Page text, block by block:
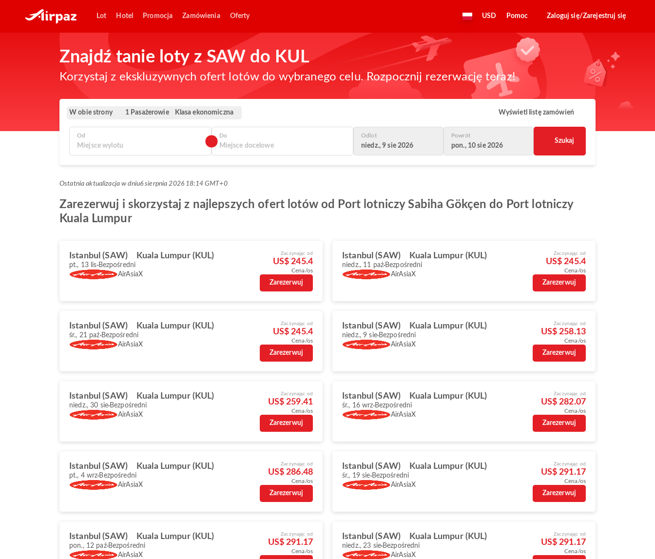
Lot Hotel Promocja Zamówienia Oferty USD Pomoc Zaloguj się/Zarejestruj się
Znajdź tanie loty z SAW do KUL
Korzystaj z ekskluzywnych ofert lotów do wybranego celu. Rozpocznij rezerwację teraz!
W obie strony 1 Pasażerowie Klasa ekonomiczna Wyświetl listę zamówień
Od Do Odlot
niedz., 9 sie 2026
Powrót
pon., 10 sie 2026
Szukaj
Ostatnia aktualizacja w dniu6 sierpnia 2026 18:14 GMT+0
Zarezerwuj i skorzystaj z najlepszych ofert lotów od Port lotniczy Sabiha Gökçen do Port lotniczy
Kuala Lumpur
Istanbul (SAW) Kuala Lumpur (KUL)
pt., 13 lis Bezpośredni
AirAsiaX
Zaczynając od
US$ 245.4
Cena/os
Zarezerwuj
Istanbul (SAW) Kuala Lumpur (KUL)
niedz., 11 paź Bezpośredni
AirAsiaX
Zaczynając od
US$ 245.4
Cena/os
Zarezerwuj
Istanbul (SAW) Kuala Lumpur (KUL)
śr., 21 paź Bezpośredni
AirAsiaX
Zaczynając od
US$ 245.4
Cena/os
Zarezerwuj
Istanbul (SAW) Kuala Lumpur (KUL)
niedz., 9 sie Bezpośredni
AirAsiaX
Zaczynając od
US$ 258.13
Cena/os
Zarezerwuj
Istanbul (SAW) Kuala Lumpur (KUL)
niedz., 30 sie Bezpośredni
AirAsiaX
Zaczynając od
US$ 259.41
Cena/os
Zarezerwuj
Istanbul (SAW) Kuala Lumpur (KUL)
śr., 16 wrz Bezpośredni
AirAsiaX
Zaczynając od
US$ 282.07
Cena/os
Zarezerwuj
Istanbul (SAW) Kuala Lumpur (KUL)
pt., 4 wrz Bezpośredni
AirAsiaX
Zaczynając od
US$ 286.48
Cena/os
Zarezerwuj
Istanbul (SAW) Kuala Lumpur (KUL)
śr., 19 sie Bezpośredni
AirAsiaX
Zaczynając od
US$ 291.17
Cena/os
Zarezerwuj
Istanbul (SAW) Kuala Lumpur (KUL)
pon., 12 paź Bezpośredni
AirAsiaX
Zaczynając od
US$ 291.17
Cena/os
Istanbul (SAW) Kuala Lumpur (KUL)
niedz., 23 sie Bezpośredni
AirAsiaX
Zaczynając od
US$ 291.17
Cena/os